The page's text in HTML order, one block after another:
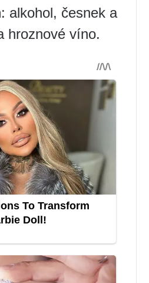
alkohol, česnek a
hroznové víno.